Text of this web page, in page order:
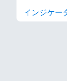
インジケー